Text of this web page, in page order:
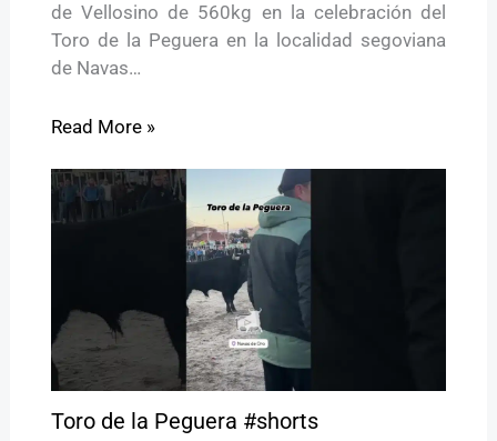
de Vellosino de 560kg en la celebración del
Toro de la Peguera en la localidad segoviana
de Navas…
Read More »
Toro de la Peguera #shorts